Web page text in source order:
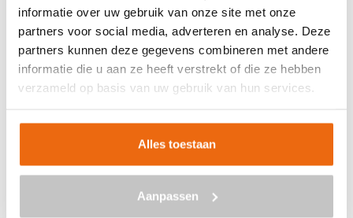
informatie over uw gebruik van onze site met onze
partners voor social media, adverteren en analyse. Deze
partners kunnen deze gegevens combineren met andere
informatie die u aan ze heeft verstrekt of die ze hebben
verzameld op basis van uw gebruik van hun services.
Alles toestaan
Aanpassen
BETON BESTELLEN IN BAFLO
Ben je op zoek naar een leverancier bij jou in de buurt die
goedkoop beton kan storten in Baflo? Dan ben je bij ons
aan het juiste adres. Wij bezorgen kant-en-klaar beton in
bestellen is eenvoudig: vraag vrijblijvend een
de optionele keuze voor een betonpomp en je e-
mailadres in en ontvang binnen enkele seconden een